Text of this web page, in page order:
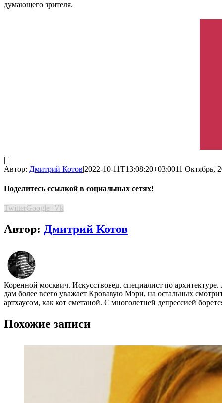
думающего зрителя.
| |
Автор: Дмитрий Котов|2022-10-11T13:08:20+03:0011 Октябрь,
Поделитесь ссылкой в социальных сетях!
TwitterGoogle+Vk
Автор: Дмитрий Котов
Коренной москвич. Искусствовед, специалист по
дам более всего уважает Кровавую Мэри, на остальных
артхаусом, как кот сметаной. С многолетней депрессией
Похожие записи